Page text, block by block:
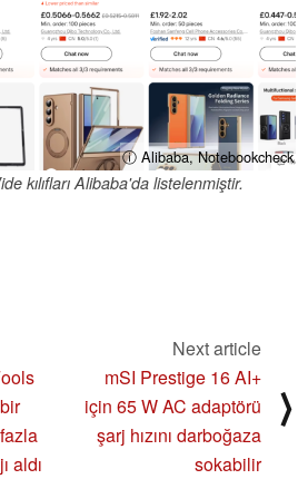
ⓘ Alibaba, Notebookcheck
kılıfları Alibaba'da listelenmiştir.
aldı
Next article
mSI Prestige 16 AI+
için 65 W AC adaptörü
şarj hızını darboğaza
sokabilir
⟩